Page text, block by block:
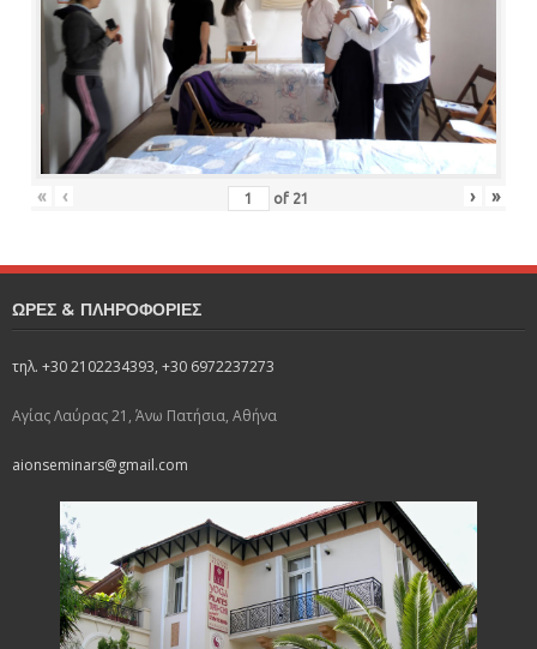
« ‹ of 21 › »
ΩΡΕΣ & ΠΛΗΡΟΦΟΡΙΕΣ
τηλ. +30 2102234393, +30 6972237273
Αγίας Λαύρας 21, Άνω Πατήσια, Αθήνα
aionseminars@gmail.com